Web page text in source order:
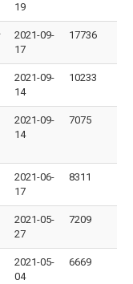
19
2021-09-
17
17736
2021-09-
14
10233
2021-09-
14
7075
2021-06-
17
8311
2021-05-
27
7209
2021-05-
04
6669